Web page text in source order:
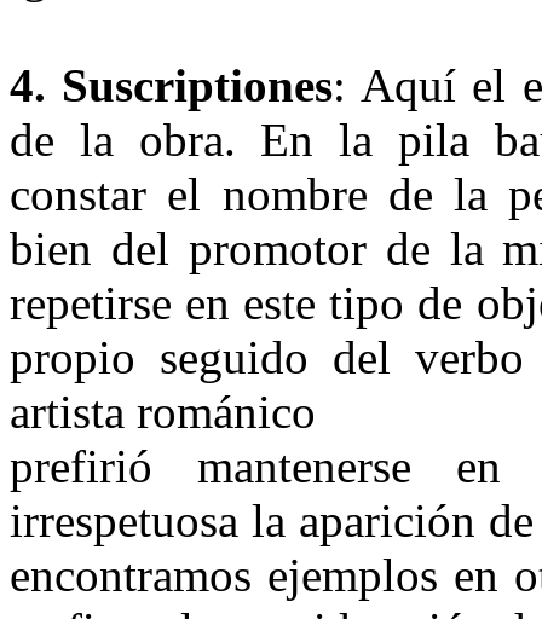
4. Suscriptiones: Aquí el
de la obra. En la pila
constar el nombre de la
bien del promotor de la
repetirse en este tipo de
propio seguido del
artista románico
prefirió mantenerse
irrespetuosa la aparición
encontramos ejemplos en